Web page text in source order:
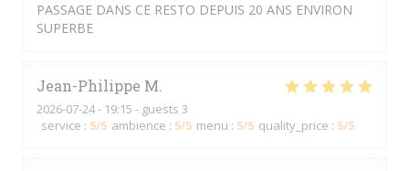
PASSAGE DANS CE RESTO DEPUIS 20 ANS ENVIRON
SUPERBE
Jean-Philippe M
2026-07-24- 19:15 - guests 3
service : 5/5 ambience : 5/5 menu : 5/5 quality_price : 5/5